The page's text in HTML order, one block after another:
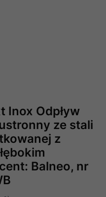
Inox Odpływ
ze stali
z
Balneo, nr